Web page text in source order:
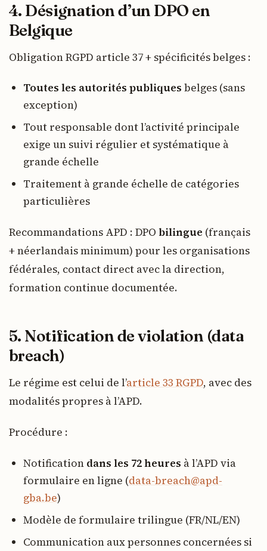
4. Désignation d’un DPO en
Belgique
Obligation RGPD article 37 + spécificités belges :
Toutes les autorités publiques belges (sans
exception)
Tout responsable dont l’activité principale
exige un suivi régulier et systématique à
grande échelle
Traitement à grande échelle de catégories
particulières
Recommandations APD : DPO bilingue (français
+ néerlandais minimum) pour les organisations
fédérales, contact direct avec la direction,
formation continue documentée.
5. Notification de violation (data
breach)
Le régime est celui de l’article 33 RGPD, avec des
modalités propres à l’APD.
Procédure :
Notification dans les 72 heures à l’APD via
formulaire en ligne (data-breach@apd-
gba.be)
Modèle de formulaire trilingue (FR/NL/EN)
Communication aux personnes concernées si